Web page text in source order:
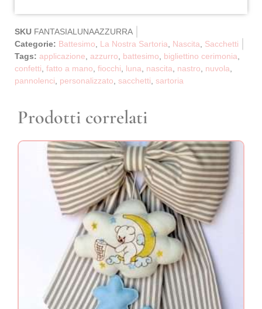
SKU FANTASIALUNAAZZURRA
Categorie: Battesimo La Nostra Sartoria Nascita
Sacchetti
Tags: applicazione azzurro battesimo bigliettino cerimonia
confetti fatto a mano fiocchi luna nascita nastro nuvola
pannolenci
personalizzato sacchetti sartoria
Prodotti correlati